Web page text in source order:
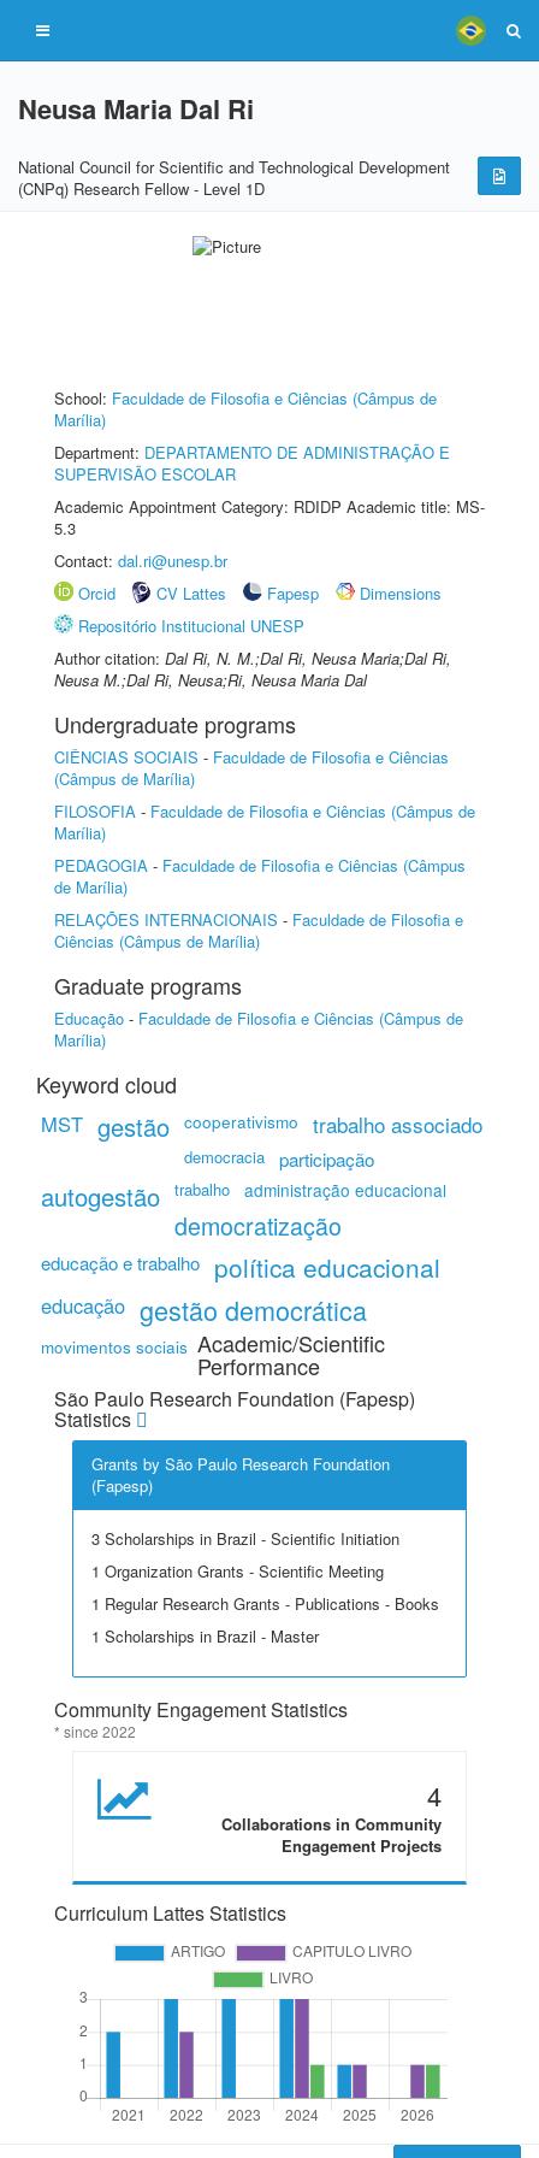
Neusa Maria Dal Ri
National Council for Scientific and Technological Development
(CNPq) Research Fellow - Level 1D
School: Faculdade de Filosofia e Ciências (Câmpus de
Marília)
Department: DEPARTAMENTO DE ADMINISTRAÇÃO E
SUPERVISÃO ESCOLAR
Academic Appointment Category: RDIDP Academic title: MS-
5.3
Contact: dal.ri@unesp.br
Orcid
CV Lattes Fapesp
Dimensions
Repositório Institucional UNESP
Author citation: Dal Ri, N. M.;Dal Ri, Neusa Maria;Dal Ri,
Neusa M.;Dal Ri, Neusa;Ri, Neusa Maria Dal
Undergraduate programs
CIÊNCIAS SOCIAIS - Faculdade de Filosofia e Ciências
(Câmpus de Marília)
FILOSOFIA - Faculdade de Filosofia e Ciências (Câmpus de
Marília)
PEDAGOGIA - Faculdade de Filosofia e Ciências (Câmpus
de Marília)
RELAÇÕES INTERNACIONAIS - Faculdade de Filosofia e
Ciências (Câmpus de Marília)
Graduate programs
Educação - Faculdade de Filosofia e Ciências (Câmpus de
Marília)
Keyword cloud
MST gestão cooperativismo trabalho associado
democracia participação
autogestão trabalho administração educacional
democratização
educação e trabalho política educacional
educação gestão democrática
movimentos sociais Academic/Scientific
Performance
São Paulo Research Foundation (Fapesp)
Statistics
Grants by São Paulo Research Foundation
(Fapesp)
3 Scholarships in Brazil - Scientific Initiation
1 Organization Grants - Scientific Meeting
1 Regular Research Grants - Publications - Books
1 Scholarships in Brazil - Master
Community Engagement Statistics
* since 2022
4
Collaborations in Community
Engagement Projects
Curriculum Lattes Statistics